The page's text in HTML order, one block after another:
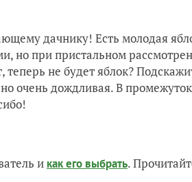
дачнику! Есть молодая
но при пристальном
не будет яблок?
очень дождливая. В
и как его выбрать.